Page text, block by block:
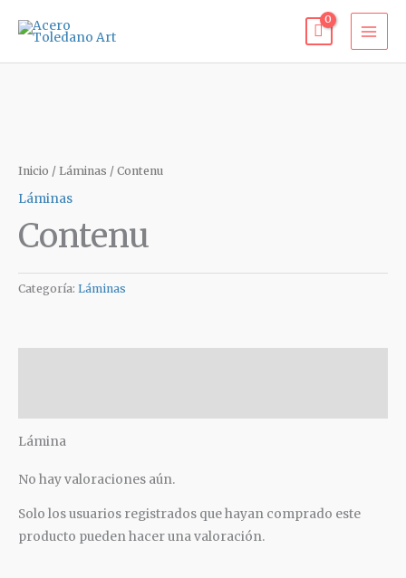
Inicio / Láminas / Contenu
Láminas
Contenu
Categoría: Láminas
Lámina
No hay valoraciones aún.
Solo los usuarios registrados que hayan comprado este
producto pueden hacer una valoración.